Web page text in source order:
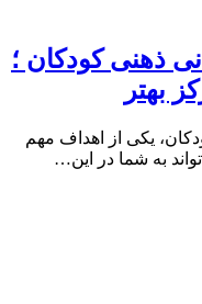
ذهنی کودکان ؛
بهتر
یکی از اهداف مهم
به شما در این…